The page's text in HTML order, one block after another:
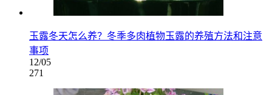
玉露冬天怎么养？冬季多肉植物玉露的养殖方法和注意
事项
12/05
271